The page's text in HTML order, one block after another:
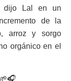
dijo Lal en un
de la
arroz y sorgo
orgánico en el